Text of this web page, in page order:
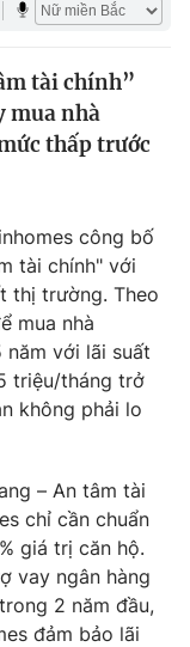
tài chính”
mua nhà
thấp trước
công bố
tài chính" với
thị trường. Theo
mua nhà
với lãi suất
triệu/tháng trở
không phải lo
– An tâm tài
chỉ cần chuẩn
giá trị căn hộ.
vay ngân hàng
2 năm đầu,
đảm bảo lãi